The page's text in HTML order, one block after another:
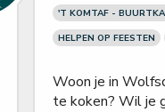
'T KOMTAF -
HELPEN OP FEESTEN
Woon je in
te koken? Wil je